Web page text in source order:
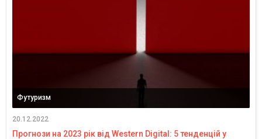
Футуризм
20.12.2022
Прогнози на 2023 рік від Western Digital: 5 тенденцій у